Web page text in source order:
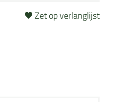
Zet op verlanglijst